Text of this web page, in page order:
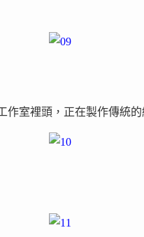
室裡頭，正在製作傳統的